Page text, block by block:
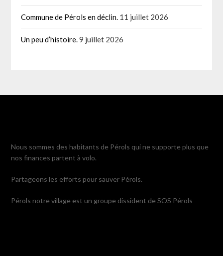
Commune de Pérols en déclin. 11 juillet 2026
Un peu d’histoire.9 juillet 2026
Nous sommes des habitants de Pérols qui ne supporte plus que
nos finances partent à volo.
Partageons les efforts pour sauver Pérols.
Pérols notre village est un groupe dissident de SOS Pérols